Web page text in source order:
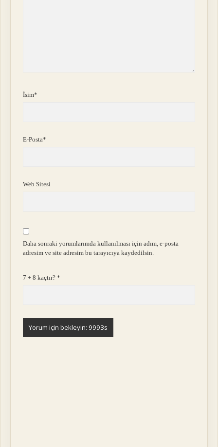
İsim*
E-Posta*
Web Sitesi
Daha sonraki yorumlarımda kullanılması için adım, e-posta
adresim ve site adresim bu tarayıcıya kaydedilsin.
7 + 8 kaçtır?*